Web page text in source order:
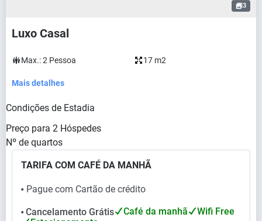
3
Luxo Casal
Max.:2 Pessoa 17 m2
Mais detalhes
Condições de Estadia
Preço para 2 Hóspedes
Nº de quartos
TARIFA COM CAFÉ DA MANHÃ
⬤ Pague com Cartão de crédito
⬤ Cancelamento Grátis Café da manhã
Wifi Free